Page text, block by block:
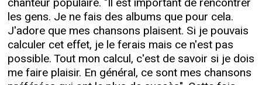
les gens. Je ne fais des albums que pour cela.
J'adore que mes chansons plaisent. Si je pouvais
calculer cet effet, je le ferais mais ce n'est pas
possible. Tout mon calcul, c'est de savoir si je dois
me faire plaisir. En général, ce sont mes chansons